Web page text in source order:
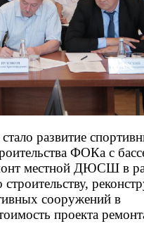
развитие
ФОКа с
местной ДЮСШ в
сооружений в
проекта